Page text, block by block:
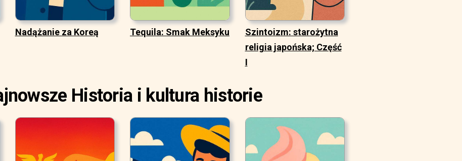
Nadążanie za Koreą Tequila: Smak Meksyku
Szintoizm: starożytna
religia japońska; Część
I
Historia i kultura historie